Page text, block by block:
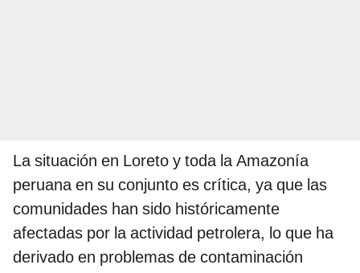
La situación en Loreto y toda la Amazonía
peruana en su conjunto es crítica, ya que las
comunidades han sido históricamente
afectadas por la actividad petrolera, lo que ha
derivado en problemas de contaminación